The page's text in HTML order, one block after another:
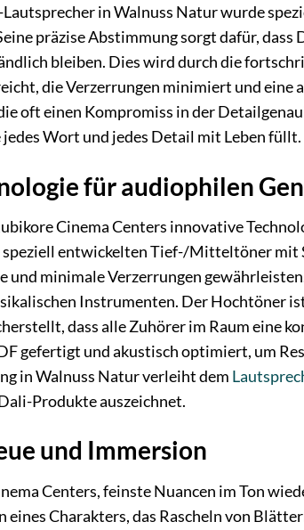
in Walnuss Natur wurde
präzise Abstimmung sorgt dafür,
bleiben. Dies wird durch die
die Verzerrungen minimiert und eine
oft einen Kompromiss in der
Wort und jedes Detail mit Leben füllt.
für audiophilen
Cinema Centers innovative
entwickelten Tief-/Mitteltöner mit
und minimale Verzerrungen
Instrumenten. Der Hochtöner
dass alle Zuhörer im Raum eine
gefertigt und akustisch optimiert, um
in Walnuss Natur verleiht dem
Produkte auszeichnet.
und Immersion
Centers, feinste Nuancen im Ton
Charakters, das Rascheln von